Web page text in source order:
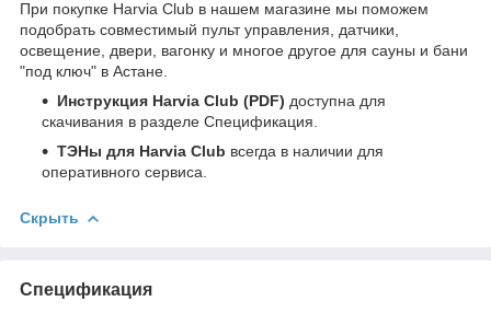
При покупке Harvia Club в нашем магазине мы поможем
подобрать совместимый пульт управления, датчики,
освещение, двери, вагонку и многое другое для сауны и бани
"под ключ" в Астане.
Инструкция Harvia Club (PDF) доступна для
скачивания в разделе Спецификация.
ТЭНы для Harvia Club всегда в наличии для
оперативного сервиса.
Скрыть
Спецификация